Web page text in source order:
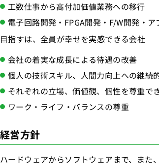
工数仕事から高付加価値業務への移行
電子回路開発・FPGA開発・F/W開発・
目指すは、全員が幸せを実感できる会社
会社の着実な成長による待遇の改善
個人の技術スキル、人間力向上への継続
それぞれの立場、価値観、個性を尊重で
ワーク・ライフ・バランスの尊重
経営方針
ハードウェアからソフトウェアまで、また